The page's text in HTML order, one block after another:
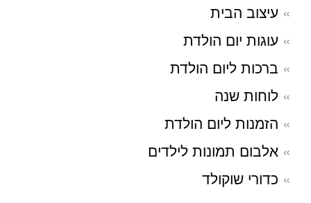
עיצוב הבית
עוגות יום הולדת
ברכות ליום הולדת
לוחות שנה
הזמנות ליום הולדת
אלבום תמונות לילדים
כדורי שוקולד